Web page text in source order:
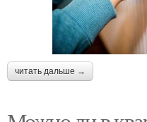
читать дальше →